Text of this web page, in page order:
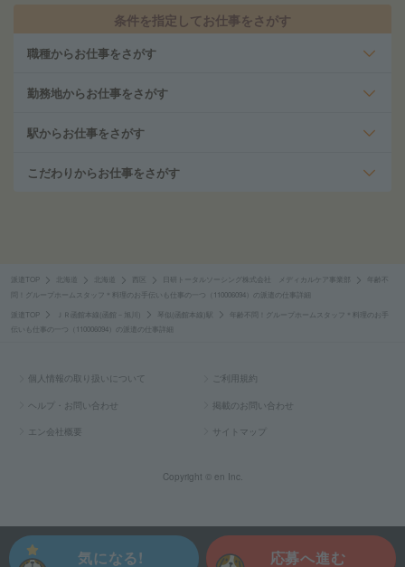
応募へ進む
気になる!
条件を指定してお仕事をさがす
職種からお仕事をさがす
勤務地からお仕事をさがす
駅からお仕事をさがす
こだわりからお仕事をさがす
派遣TOP 北海道 北海道 西区 日研トータルソーシング株式会社 メディカルケア事業部
年齢不
問！グループホームスタッフ＊料理のお手伝いも仕事の一つ（110006094）の派遣の仕事詳細
派遣TOP ＪＲ函館本線(函館－旭川) 琴似(函館本線)駅
年齢不問！グループホームスタッフ＊料理のお手
伝いも仕事の一つ（110006094）の派遣の仕事詳細
個人情報の取り扱いについて ご利用規約
ヘルプ・お問い合わせ 掲載のお問い合わせ
エン会社概要 サイトマップ
Copyright © en Inc.